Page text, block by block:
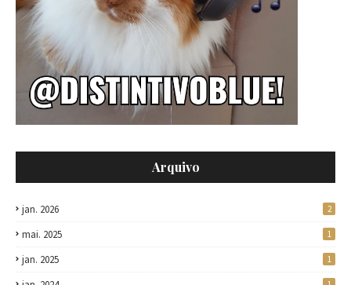
Arquivo
jan. 2026 2
mai. 2025 1
jan. 2025 1